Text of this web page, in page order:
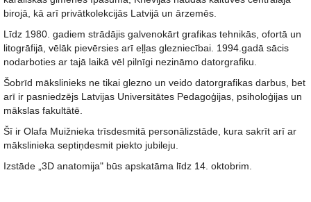
birojā, kā arī privātkolekcijās Latvijā un ārzemēs.
Līdz 1980. gadiem strādājis galvenokārt grafikas tehnikās, ofortā un
litogrāfijā, vēlāk pievērsies arī eļļas glezniecībai. 1994.gadā sācis
nodarboties ar tajā laikā vēl pilnīgi nezināmo datorgrafiku.
Šobrīd mākslinieks ne tikai glezno un veido datorgrafikas darbus, bet
arī ir pasniedzējs Latvijas Universitātes Pedagoģijas, psiholoģijas un
mākslas fakultātē.
Šī ir Olafa Muižnieka trīsdesmitā personālizstāde, kura sakrīt arī ar
mākslinieka septiņdesmit piekto jubileju.
Izstāde „3D anatomija" būs apskatāma līdz 14. oktobrim.